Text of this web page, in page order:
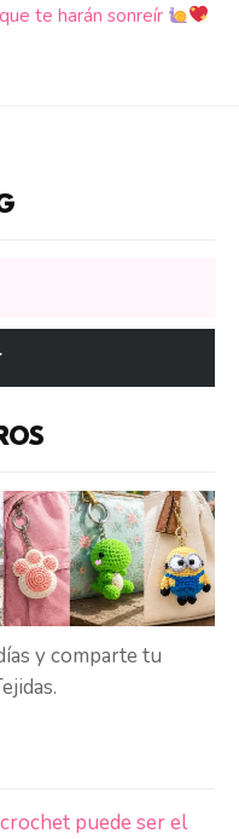
te harán sonreír
y comparte tu